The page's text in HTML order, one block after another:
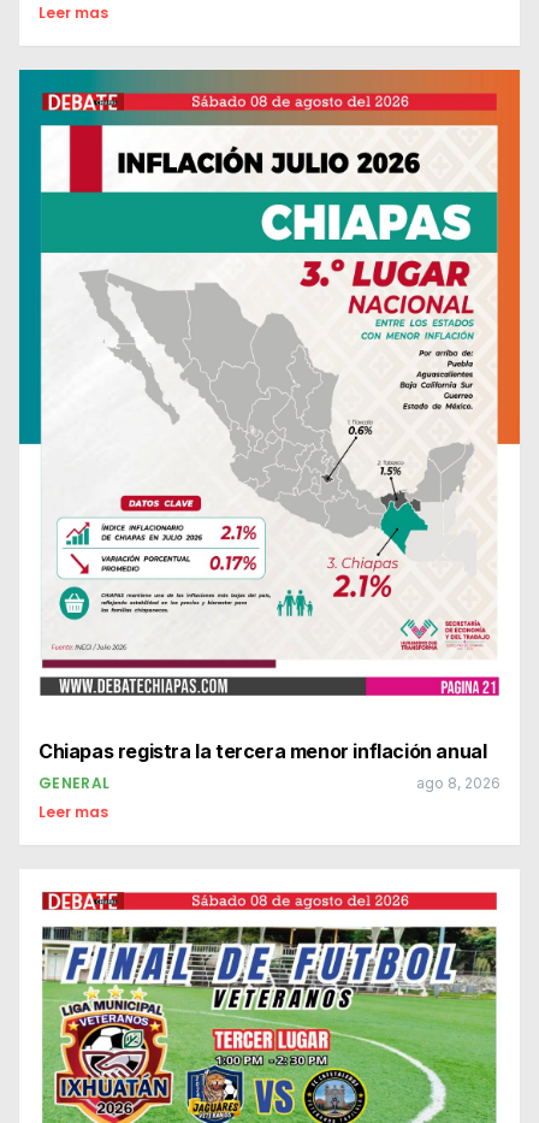
Leer mas
Chiapas registra la tercera menor inflación anual
GENERAL ago 8, 2026
Leer mas